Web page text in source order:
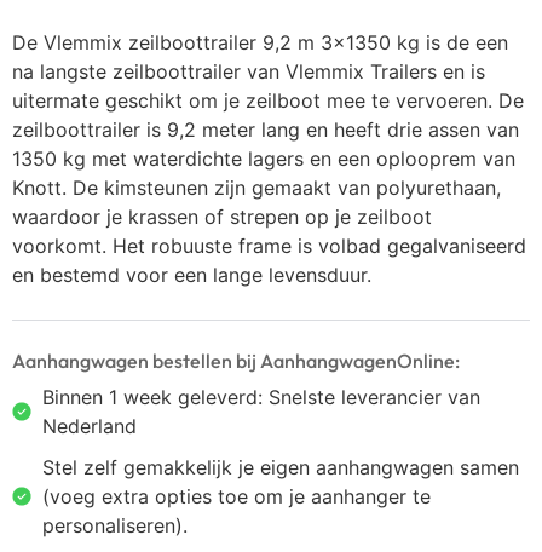
De Vlemmix zeilboottrailer 9,2 m 3×1350 kg is de een
na langste zeilboottrailer van Vlemmix Trailers en is
uitermate geschikt om je zeilboot mee te vervoeren. De
zeilboottrailer is 9,2 meter lang en heeft drie assen van
1350 kg met waterdichte lagers en een oplooprem van
Knott. De kimsteunen zijn gemaakt van polyurethaan,
waardoor je krassen of strepen op je zeilboot
voorkomt. Het robuuste frame is volbad gegalvaniseerd
en bestemd voor een lange levensduur.
Aanhangwagen bestellen bij AanhangwagenOnline:
Binnen 1 week geleverd: Snelste leverancier van
Nederland
Stel zelf gemakkelijk je eigen aanhangwagen samen
(voeg extra opties toe om je aanhanger te
personaliseren).